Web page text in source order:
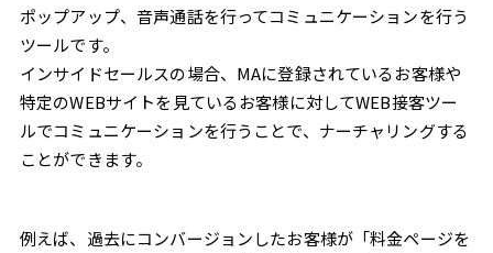
ポップアップ、音声通話を行ってコミュニケーションを行う
ツールです。
インサイドセールスの場合、MAに登録されているお客様や
特定のWEBサイトを見ているお客様に対してWEB接客ツー
ルでコミュニケーションを行うことで、ナーチャリングする
ことができます。
例えば、過去にコンバージョンしたお客様が「料金ページを